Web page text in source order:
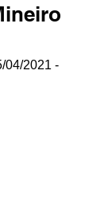
04/2021 -